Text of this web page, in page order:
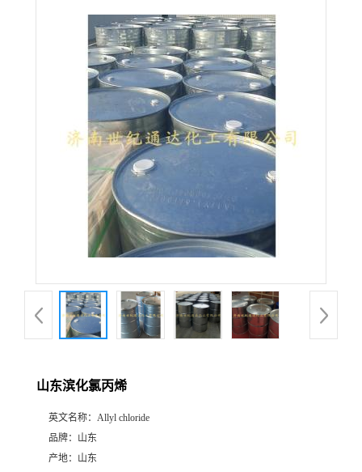
山东滨化氯丙烯
英文名称： Allyl chloride
品牌： 山东
产地： 山东